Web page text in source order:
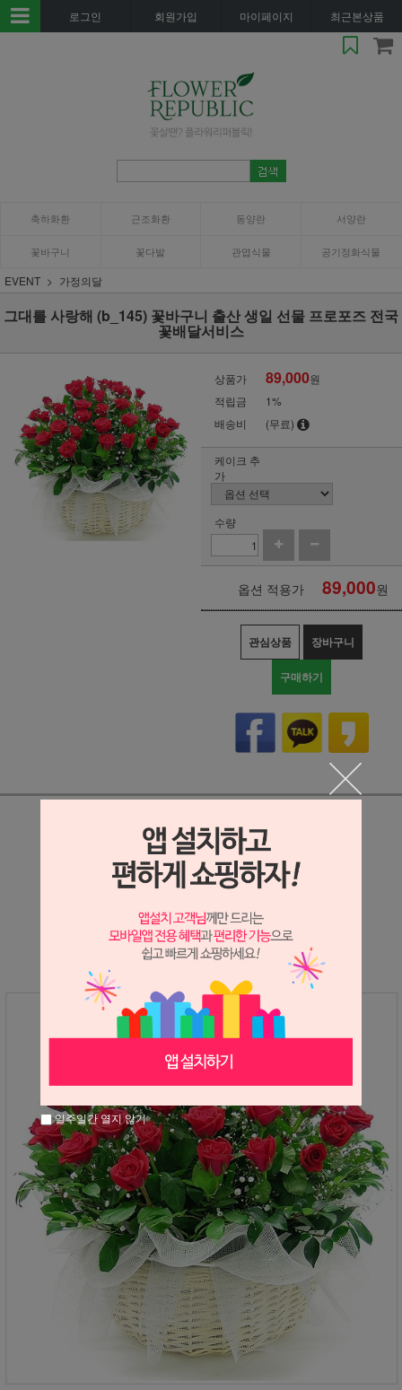
로그인 회원가입 마이페이지 최근본상품
축하화환 근조화환 동양란 서양란
꽃바구니 꽃다발 관엽식물 공기정화식물
EVENT 가정의달
그대를 사랑해 (b_145) 꽃바구니 출산 생일 선물 프로포즈 전국
꽃배달서비스
상품가 89,000원
적립금
1%
배송비
(무료)
케이크 추
가
수량
옵션 적용가 89,000원
관심상품 장바구니
구매하기
상세정보 새창 열기
상세 정보를 확대해 보실 수 있습니다.
※ 필독해주세요 ※
장미는 시세 변동에 따라 가격이 달라질 수 있으니
문의 후 주문 바랍니다.
일주일간 열지 않기